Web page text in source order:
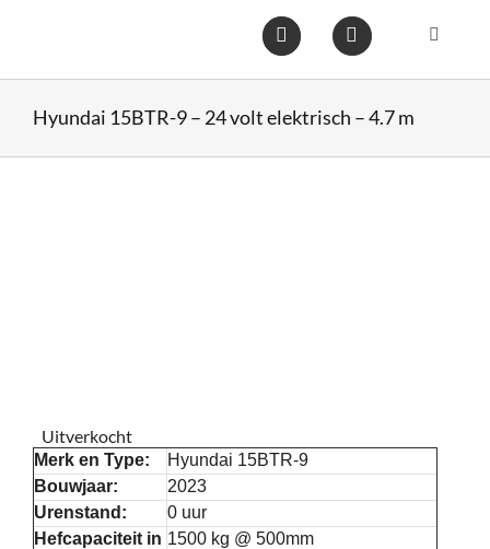
Toggle
Services
Hyundai 15BTR-9 – 24 volt elektrisch – 4.7 m
Uitverkocht
Merk en Type:
Hyundai 15BTR-9
Bouwjaar:
2023
Urenstand:
0 uur
Hefcapaciteit in 1500 kg @ 500mm